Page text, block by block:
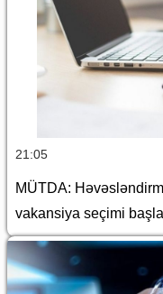
21:05
MÜTDA:
vakansiya seçimi